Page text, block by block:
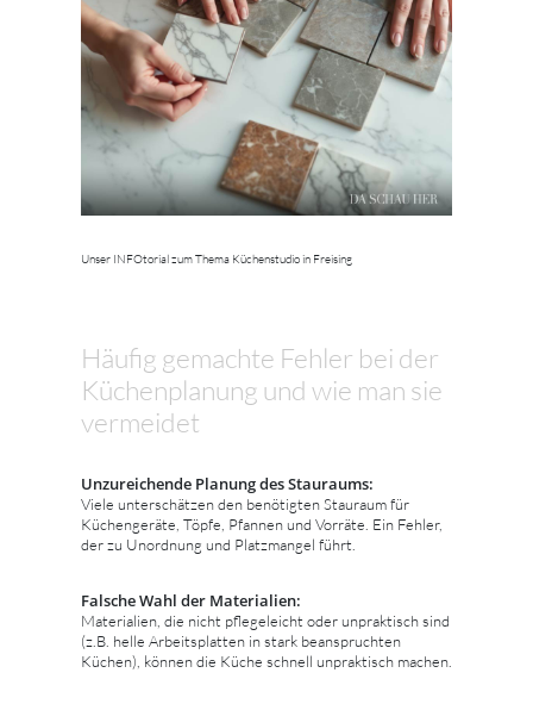
Unser INFOtorial zum Thema Küchenstudio in Freising
Häufig gemachte Fehler bei der
Küchenplanung und wie man sie
vermeidet
Unzureichende Planung des Stauraums:
Viele unterschätzen den benötigten Stauraum für
Küchengeräte, Töpfe, Pfannen und Vorräte. Ein Fehler,
der zu Unordnung und Platzmangel führt.
Falsche Wahl der Materialien:
Materialien, die nicht pflegeleicht oder unpraktisch sind
(z.B. helle Arbeitsplatten in stark beanspruchten
Küchen), können die Küche schnell unpraktisch machen.